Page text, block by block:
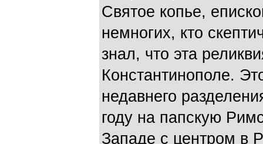
Святое копье,
немногих, кто
знал, что эта
Константинополе.
недавнего
году на папскую
Западе с центром в